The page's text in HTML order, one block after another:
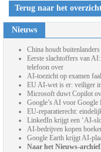
Terug naar het
Nieuws
China houdt
Eerste slachtoffers van
telefoon over
AI-toezicht op examen
EU AI-wet is er: veiliger
Microsoft duwt Copilot
Google’s AI voor Google
EU-reparatierecht:
LinkedIn krijgt een ‘AI-
AI-bedrijven kopen
Google Earth krijgt AI-
Naar het Nieuws-